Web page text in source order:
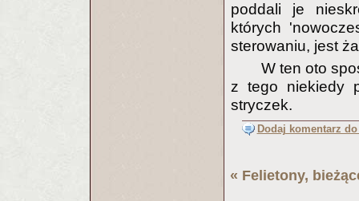
poddali je
których
sterowaniu, jest
W ten oto
z tego niekiedy
stryczek.
Dodaj komentarz
« Felietony,